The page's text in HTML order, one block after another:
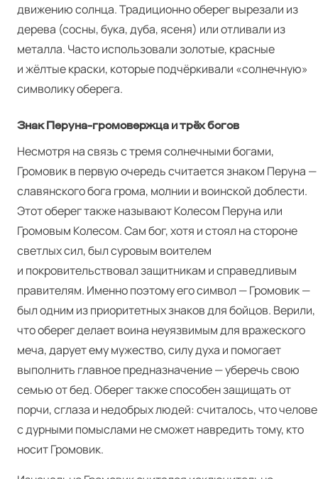
движению солнца. Традиционно оберег вырезали из
дерева (сосны, бука, дуба, ясеня) или отливали из
металла. Часто использовали золотые, красные
и жёлтые краски, которые подчёркивали «солнечную»
символику оберега.
Знак Перуна-громовержца и трёх богов
Несмотря на связь с тремя солнечными богами,
Громовик в первую очередь считается знаком Перуна —
славянского бога грома, молнии и воинской доблести.
Этот оберег также называют Колесом Перуна или
Громовым Колесом. Сам бог, хотя и стоял на стороне
светлых сил, был суровым воителем
и покровительствовал защитникам и справедливым
правителям. Именно поэтому его символ — Громовик —
был одним из приоритетных знаков для бойцов. Верили,
что оберег делает воина неуязвимым для вражеского
меча, дарует ему мужество, силу духа и помогает
выполнить главное предназначение — уберечь свою
семью от бед. Оберег также способен защищать от
порчи, сглаза и недобрых людей: считалось, что
с дурными помыслами не сможет навредить тому, кто
носит Громовик.